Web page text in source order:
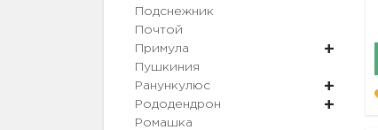
Подснежник
Почтой
Примула
Пушкиния
Ранункулюс
Рододендрон
Ромашка